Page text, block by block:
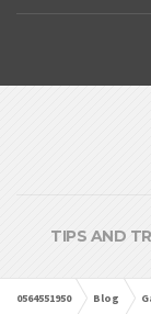
TIPS AND
0564551950 Blog